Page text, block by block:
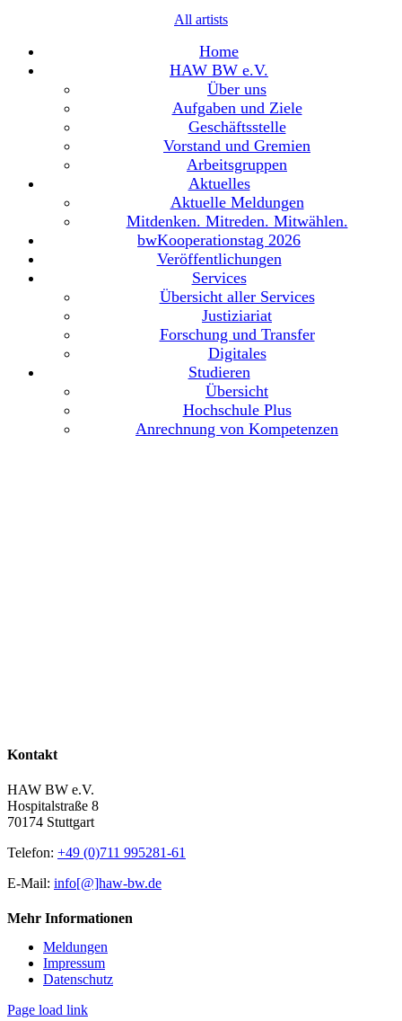
All artists
Home
HAW BW e.V.
Über uns
Aufgaben und Ziele
Geschäftsstelle
Vorstand und Gremien
Arbeitsgruppen
Aktuelles
Aktuelle Meldungen
Mitdenken. Mitreden. Mitwählen.
bwKooperationstag 2026
Veröffentlichungen
Services
Übersicht aller Services
Justiziariat
Forschung und Transfer
Digitales
Studieren
Übersicht
Hochschule Plus
Anrechnung von Kompetenzen
Kontakt
HAW BW e.V.
Hospitalstraße 8
70174 Stuttgart
Telefon: +49 (0)711 995281-61
E-Mail: info[@]haw-bw.de
Mehr Informationen
Meldungen
Impressum
Datenschutz
Page load link